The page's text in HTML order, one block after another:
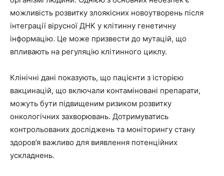
можливість розвитку злоякісних новоутворень після
інтеграції вірусної ДНК у клітинну генетичну
інформацію. Це може призвести до мутацій, що
впливають на регуляцію клітинного циклу.
Клінічні дані показують, що пацієнти з історією
вакцинацій, що включали контаміновані препарати,
можуть бути підвищеним ризиком розвитку
онкологічних захворювань. Дотримуватись
контрольованих досліджень та моніторингу стану
здоров’я важливо для виявлення потенційних
ускладнень.